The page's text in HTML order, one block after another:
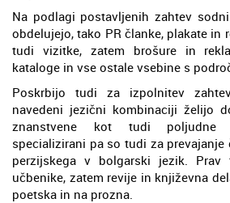
Na podlagi postavljenih zahtev
obdelujejo, tako PR članke, plakate in
tudi vizitke, zatem brošure in
kataloge in vse ostale vsebine s
Poskrbijo tudi za izpolnitev
navedeni jezični kombinaciji želijo
znanstvene kot tudi poljudne
specializirani pa so tudi za
perzijskega v bolgarski jezik.
učbenike, zatem revije in književna
poetska in na prozna.